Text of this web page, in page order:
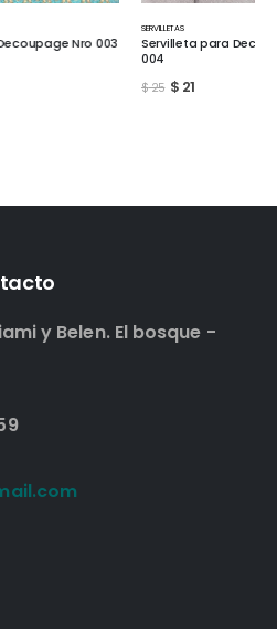
Servilleta para Decoupage Nro
y Belen. El bosque -